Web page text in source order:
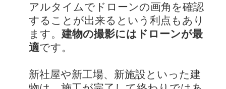
アルタイムでドローンの画角を確認
することが出来るという利点もあり
ます。 建物の撮影にはドローンが最
適です。
新社屋や新工場、新施設といった建